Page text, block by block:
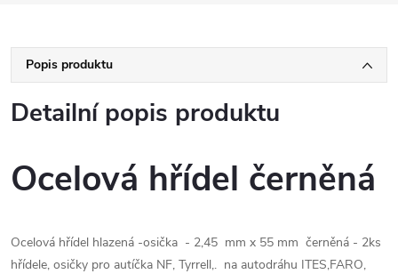
Popis produktu
Detailní popis produktu
Ocelová hřídel černěná
Ocelová hřídel hlazená -osička - 2,45 mm x 55 mm černěná - 2ks
hřídele, osičky pro autíčka NF, Tyrrell,. na autodráhu ITES,FARO,